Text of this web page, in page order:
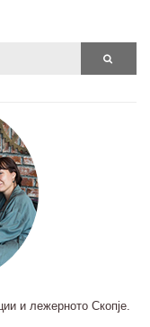
и лежерното Скопје.